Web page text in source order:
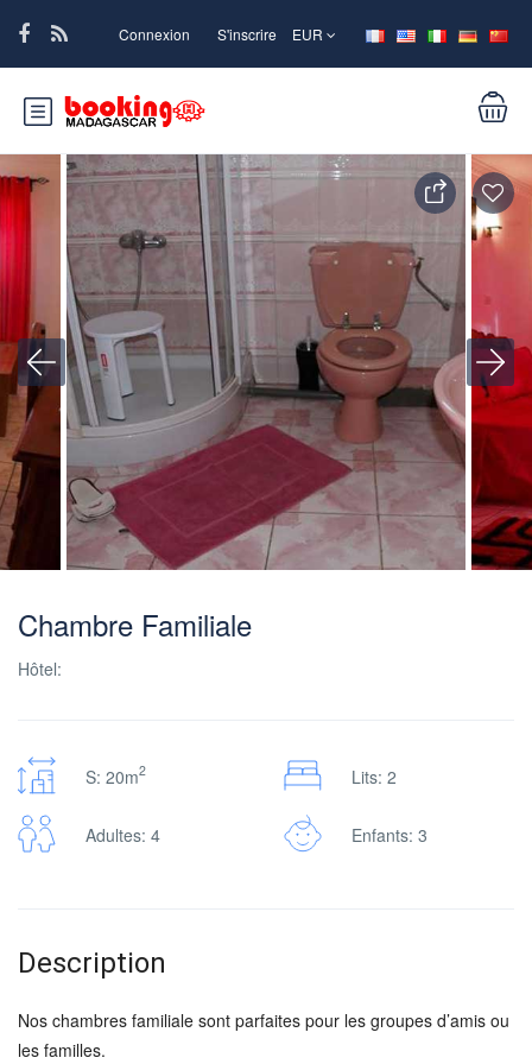
Connexion S'inscrire EUR
Chambre Familiale
Hôtel:
S: 20m2 Lits: 2
Adultes: 4 Enfants: 3
Description
Nos chambres familiale sont parfaites pour les groupes d’amis ou
les familles.